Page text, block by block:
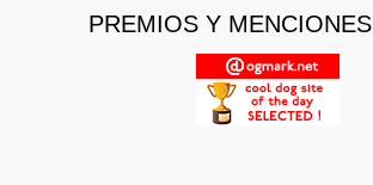
PREMIOS Y MENCIONES